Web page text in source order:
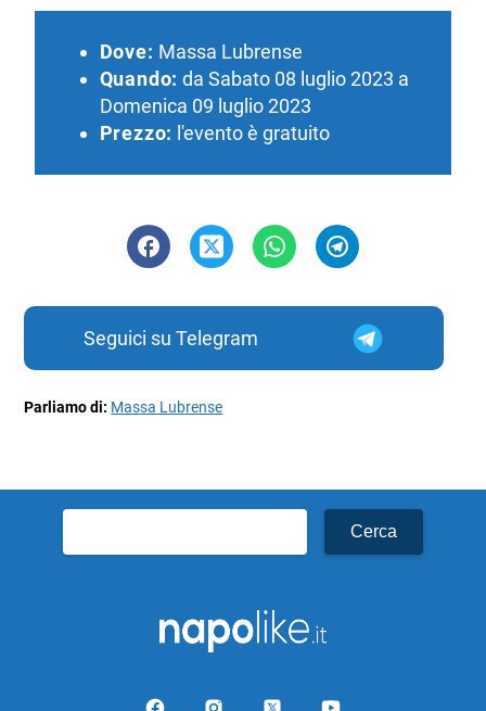
Dove: Massa Lubrense
Quando: da Sabato 08 luglio 2023 a
Domenica 09 luglio 2023
Prezzo: l'evento è gratuito
Seguici su Telegram
Parliamo di: Massa Lubrense
per: